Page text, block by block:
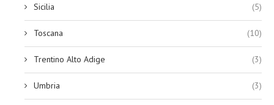
Sicilia (5)
Toscana (10)
Trentino Alto Adige (3)
Umbria (3)